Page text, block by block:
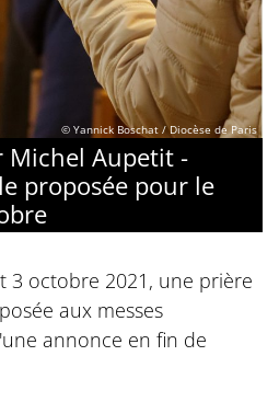
© Yannick Boschat / Diocèse de Paris
Michel Aupetit -
proposée pour le
3 octobre 2021, une prière
aux messes
annonce en fin de